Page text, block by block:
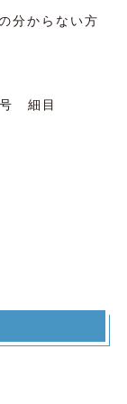
分からない方
細目